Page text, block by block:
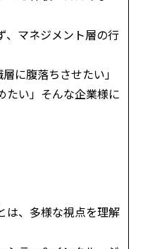
、マネジメント層の行
に腹落ちさせたい」
い」――そんな企業様に
、多様な視点を理解